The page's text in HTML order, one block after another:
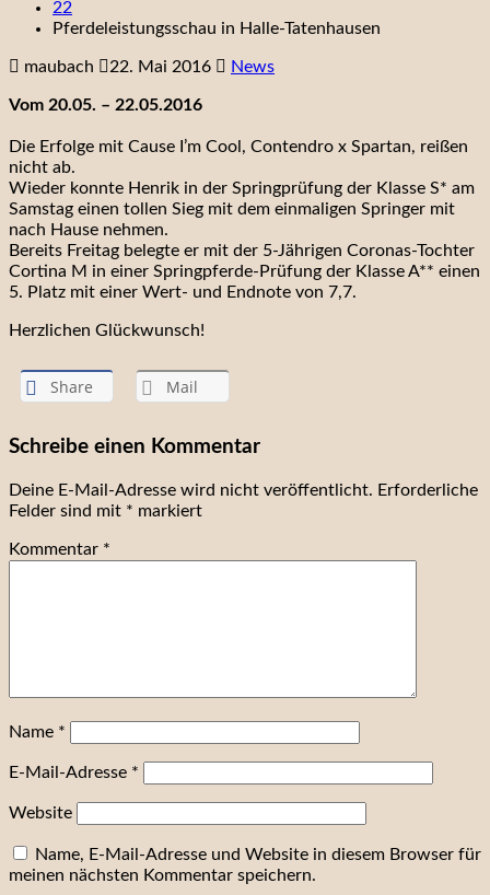
22
Pferdeleistungsschau in Halle-Tatenhausen
maubach 22. Mai 2016 News
Vom 20.05. – 22.05.2016
Die Erfolge mit Cause I’m Cool, Contendro x Spartan, reißen
nicht ab.
Wieder konnte Henrik in der Springprüfung der Klasse S* am
Samstag einen tollen Sieg mit dem einmaligen Springer mit
nach Hause nehmen.
Bereits Freitag belegte er mit der 5-Jährigen Coronas-Tochter
Cortina M in einer Springpferde-Prüfung der Klasse A** einen
5. Platz mit einer Wert- und Endnote von 7,7.
Herzlichen Glückwunsch!
Share Mail
Schreibe einen Kommentar
Deine E-Mail-Adresse wird nicht veröffentlicht. Erforderliche
Felder sind mit * markiert
Kommentar *
Name *
E-Mail-Adresse *
Website
Name, E-Mail-Adresse und Website in diesem Browser für
meinen nächsten Kommentar speichern.